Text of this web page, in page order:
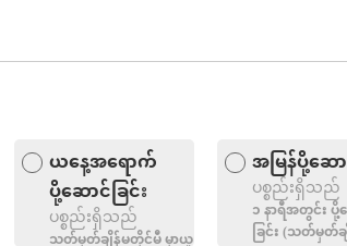
ယနေ့အရောက်
ပို့ဆောင်ခြင်း
ပစ္စည်းရှိသည်
အမြန်ပို့ဆေ
ပစ္စည်းရှိသည်
၁ နာရီအတွင်း ပို့‌
ခြင်း (သတ်မှတ်